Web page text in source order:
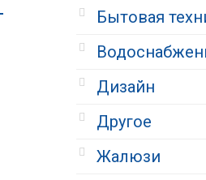
Бытовая
Дизайн
Другое
Жалюзи